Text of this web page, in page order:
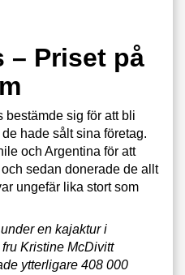
– Priset på
bestämde sig för att bli
hade sålt sina företag.
och Argentina för att
sedan donerade de allt
ungefär lika stort som
en kajaktur i
Kristine McDivitt
ytterligare 408 000